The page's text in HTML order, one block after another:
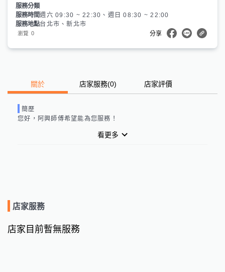
服務分類
服務時間週六 09:30 ~ 22:30、週日 08:30 ~ 22:00
服務地點台北市、新北市
瀏覽 0 分享
關於 店家服務(0) 店家評價
簡歷
您好， 阿興師傅希望能為您服務！
看更多
店家服務
店家目前暫無服務